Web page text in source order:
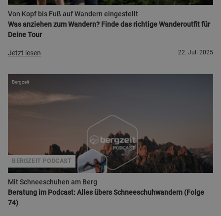
Von Kopf bis Fuß auf Wandern eingestellt
Was anziehen zum Wandern? Finde das richtige Wanderoutfit für
Deine Tour
Jetzt lesen 22. Juli 2025
Mit Schneeschuhen am Berg
Beratung im Podcast: Alles übers Schneeschuhwandern (Folge
74)
BERGZEIT PODCAST
Bergzeit